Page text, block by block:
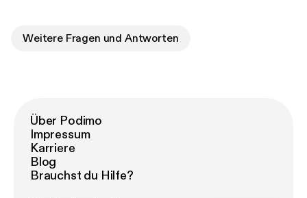
Weitere Fragen und Antworten
Über Podimo
Impressum
Karriere
Blog
Brauchst du Hilfe?